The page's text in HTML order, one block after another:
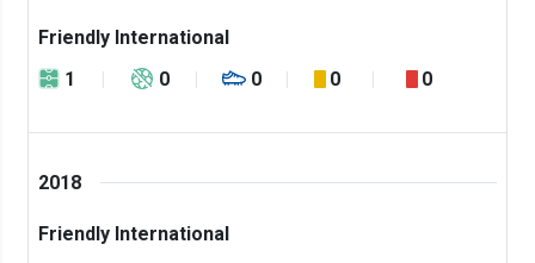
Friendly International
1
0 0 0 0
2018
Friendly International